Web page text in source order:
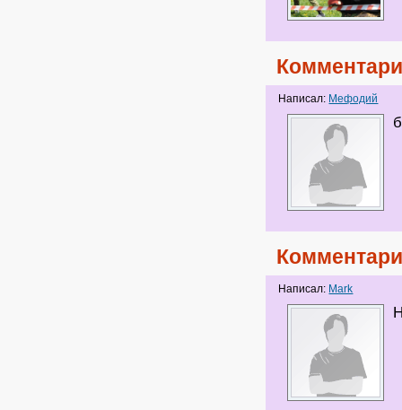
Написал: Мефодий
Написал: Mark